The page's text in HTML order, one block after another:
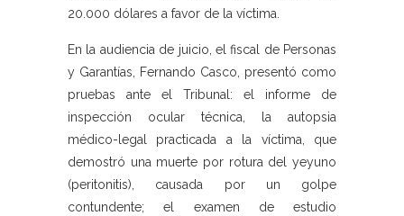
20.000 dólares a favor de la víctima.
En la audiencia de juicio, el fiscal de Personas
y Garantías, Fernando Casco, presentó como
pruebas ante el Tribunal: el informe de
inspección ocular técnica, la autopsia
médico-legal practicada a la víctima, que
demostró una muerte por rotura del yeyuno
(peritonitis), causada por un golpe
contundente; el examen de estudio